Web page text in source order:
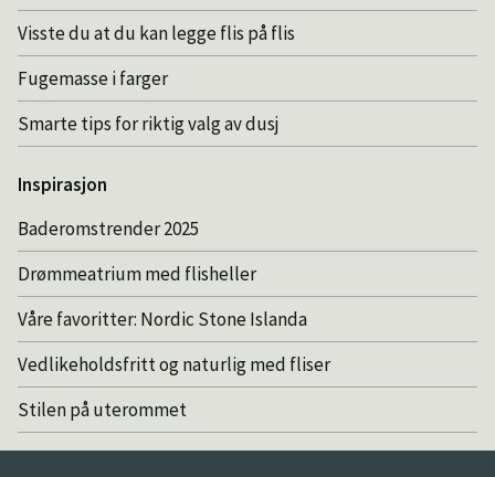
Visste du at du kan legge flis på flis
Fugemasse i farger
Smarte tips for riktig valg av dusj
Inspirasjon
Baderomstrender 2025
Drømmeatrium med flisheller
Våre favoritter: Nordic Stone Islanda
Vedlikeholdsfritt og naturlig med fliser
Stilen på uterommet